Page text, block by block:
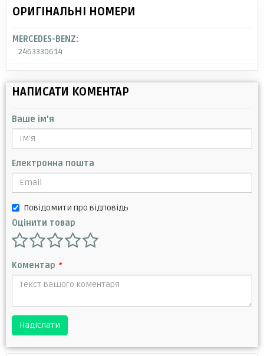
ОРИГІНАЛЬНІ НОМЕРИ
MERCEDES-BENZ:
2463330614
НАПИСАТИ КОМЕНТАР
Ваше ім'я
Електронна пошта
Повідомити про відповідь
Оцінити товар
Коментар *
Надіслати